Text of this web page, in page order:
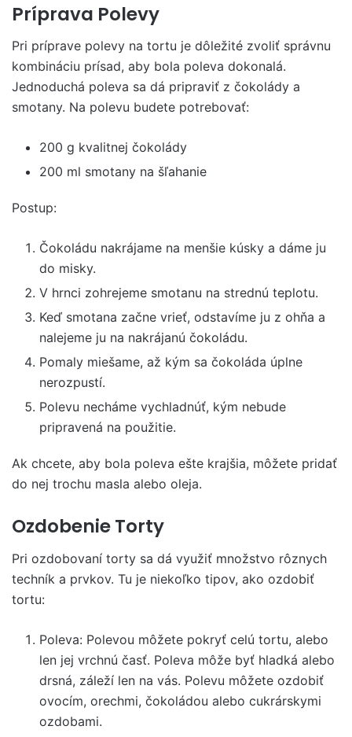
Príprava Polevy
Pri príprave polevy na tortu je dôležité zvoliť správnu
kombináciu prísad, aby bola poleva dokonalá.
Jednoduchá poleva sa dá pripraviť z čokolády a
smotany. Na polevu budete potrebovať:
200 g kvalitnej čokolády
200 ml smotany na šľahanie
Postup:
Čokoládu nakrájame na menšie kúsky a dáme ju
do misky.
V hrnci zohrejeme smotanu na strednú teplotu.
Keď smotana začne vrieť, odstavíme ju z ohňa a
nalejeme ju na nakrájanú čokoládu.
Pomaly miešame, až kým sa čokoláda úplne
nerozpustí.
Polevu necháme vychladnúť, kým nebude
pripravená na použitie.
Ak chcete, aby bola poleva ešte krajšia, môžete pridať
do nej trochu masla alebo oleja.
Ozdobenie Torty
Pri ozdobovaní torty sa dá využiť množstvo rôznych
techník a prvkov. Tu je niekoľko tipov, ako ozdobiť
tortu:
Poleva: Polevou môžete pokryť celú tortu, alebo
len jej vrchnú časť. Poleva môže byť hladká alebo
drsná, záleží len na vás. Polevu môžete ozdobiť
ovocím, orechmi, čokoládou alebo cukrárskymi
ozdobami.